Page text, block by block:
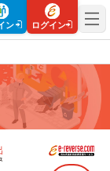
リバースドットコ
ン ログイン
ICTでスマートに
る
施工管理業務